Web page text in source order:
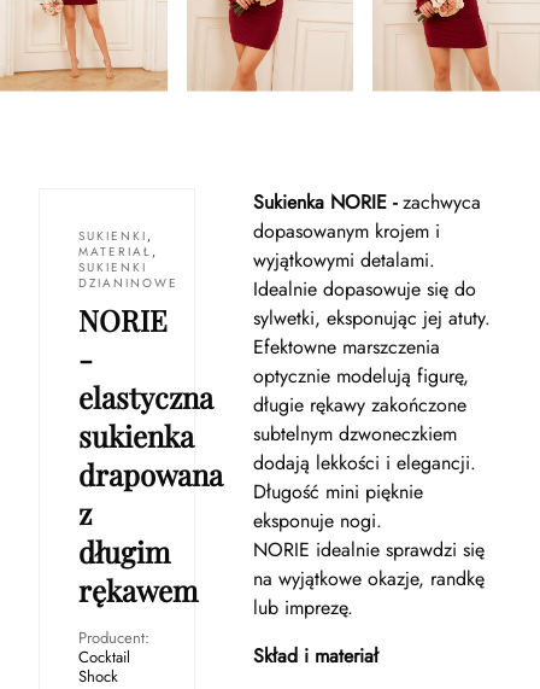
SUKIENKI ,
MATERIAŁ ,
SUKIENKI
DZIANINOWE
NORIE
-
elastyczna
sukienka
drapowana
z
długim
rękawem
Producent:
Cocktail
Shock
Sukienka NORIE -zachwyca
dopasowanym krojem i
wyjątkowymi detalami.
Idealnie dopasowuje się do
sylwetki, eksponując jej atuty.
Efektowne marszczenia
optycznie modelują figurę,
długie rękawy zakończone
subtelnym dzwoneczkiem
dodają lekkości i elegancji.
Długość mini pięknie
eksponuje nogi.
NORIE idealnie sprawdzi się
na wyjątkowe okazje, randkę
lub imprezę.
Skład i materiał